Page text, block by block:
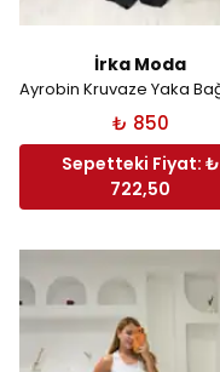
İrka Moda
₺ 850
Sepetteki Fiyat: ₺
722,50